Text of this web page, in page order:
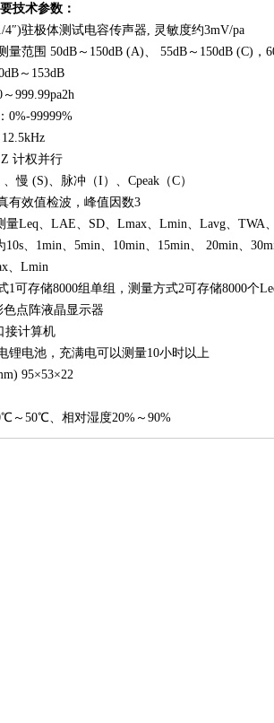
技术参数：
驻极体测试电容传声器, 灵敏度约3mV/pa
量范围 50dB～150dB (A)、 55dB～150dB (C)，
～153dB
999.99pa2h
0%-99999%
计权并行
慢 (S)、脉冲（I）、Cpeak（C）
有效值检波，峰值因数3
Leq、LAE、SD、Lmax、Lmin、Lavg、TWA
、1min、5min、10min、15min、 20min、
、Lmin
1可存储8000组单组，测量方式2可存储8000个
色点阵液晶显示器
接计算机
锂电池，充满电可以测量10小时以上
95×53×22
～50℃、相对湿度20%～90%